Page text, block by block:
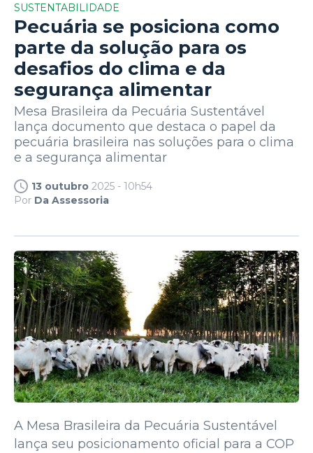
SUSTENTABILIDADE
Pecuária se posiciona como
parte da solução para os
desafios do clima e da
segurança alimentar
Mesa Brasileira da Pecuária Sustentável
lança documento que destaca o papel da
pecuária brasileira nas soluções para o clima
e a segurança alimentar
13 outubro 2025 - 10h54
Por Da Assessoria
A Mesa Brasileira da Pecuária Sustentável
lança seu posicionamento oficial para a COP